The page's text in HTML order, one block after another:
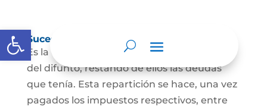
Abrir barra de herramientas
Sucesión de bienes por causa de muerte
Es la que se hace para repartir los bienes
del difunto, restando de ellos las deudas
que tenía. Esta repartición se hace, una vez
pagados los impuestos respectivos, entre